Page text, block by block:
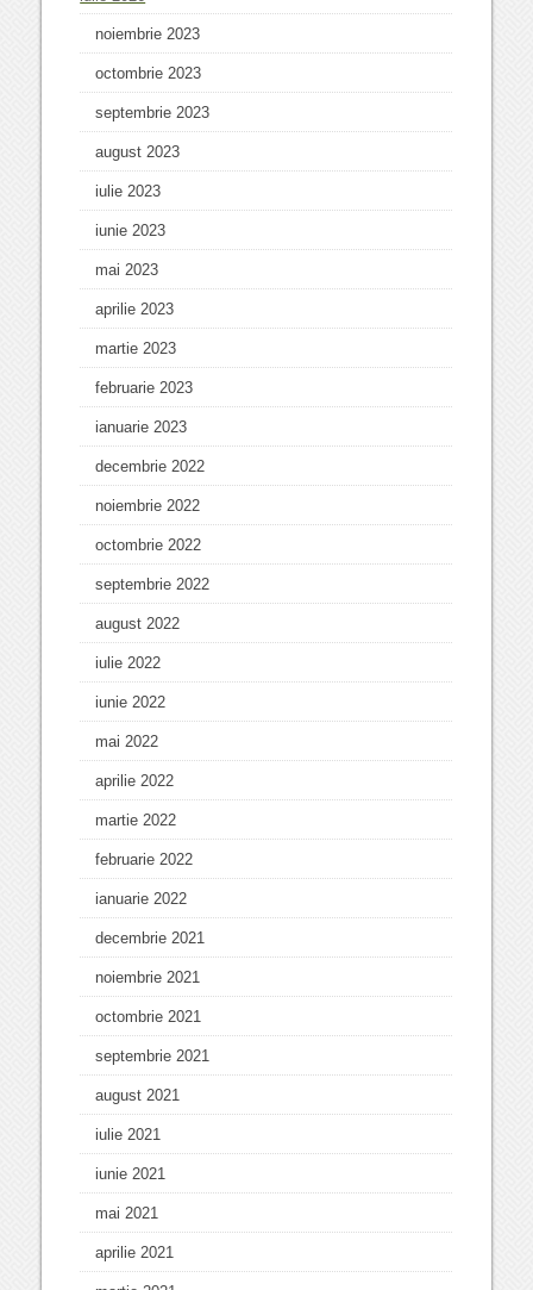
noiembrie 2023
octombrie 2023
septembrie 2023
august 2023
iulie 2023
iunie 2023
mai 2023
aprilie 2023
martie 2023
februarie 2023
ianuarie 2023
decembrie 2022
noiembrie 2022
octombrie 2022
septembrie 2022
august 2022
iulie 2022
iunie 2022
mai 2022
aprilie 2022
martie 2022
februarie 2022
ianuarie 2022
decembrie 2021
noiembrie 2021
octombrie 2021
septembrie 2021
august 2021
iulie 2021
iunie 2021
mai 2021
aprilie 2021